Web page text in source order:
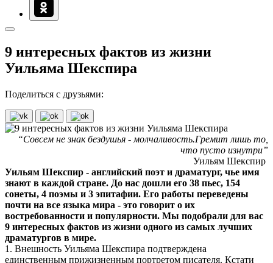
9 интересных фактов из жизни
Уильяма Шекспира
Поделиться с друзьями:
“Совсем не знак бездушья - молчаливость.Гремит лишь то,
что пусто изнутри”
Уильям Шекспир
Уильям Шекспир - английский поэт и драматург, чье имя
знают в каждой стране. До нас дошли его 38 пьес, 154
сонеты, 4 поэмы и 3 эпитафии. Его работы переведены
почти на все языка мира - это говорит о их
востребованности и популярности. Мы подобрали для вас
9 интересных фактов из жизни одного из самых лучших
драматургов в мире.
1. Внешность Уильяма Шекспира подтверждена
единственным прижизненным портретом писателя. Кстати